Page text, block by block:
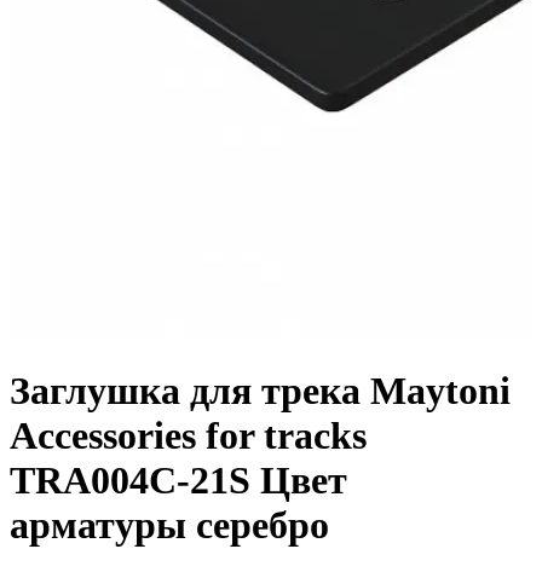
Заглушка для трека Maytoni
Accessories for tracks
TRA004C-21S Цвет
арматуры серебро